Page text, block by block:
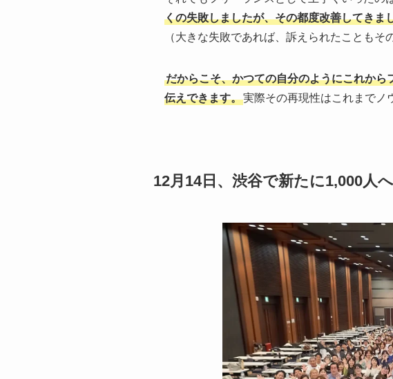
くの失敗しましたが、その都度改善してきま
（大きな失敗であれば、訴えられたこともそ
だからこそ、かつての自分のようにこれか
伝えできます。実際その再現性はこれまでノ
12月14日、渋谷で新たに1,000人